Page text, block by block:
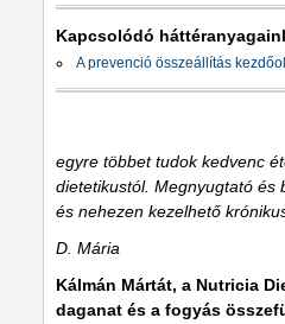
Kapcsolódó
A prevenció összeállítás
egyre többet tudok kedvenc
dietetikustól. Megnyugtató és
és nehezen kezelhető
D. Mária
Kálmán Mártát, a Nutricia
daganat és a fogyás